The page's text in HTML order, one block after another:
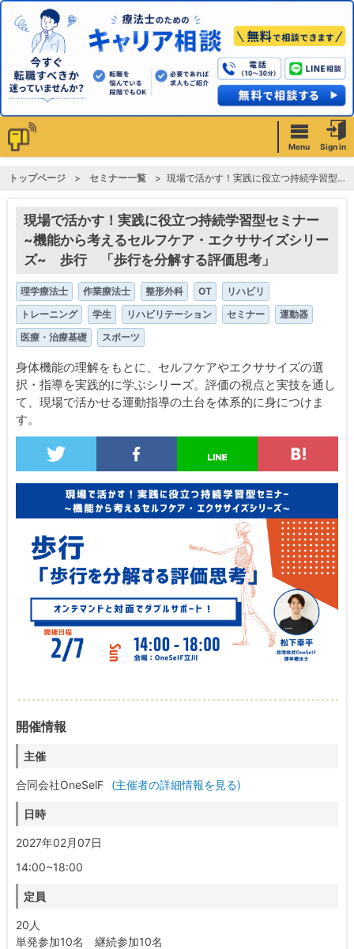
Menu Sign in
トップページ セミナー一覧 現場で活かす！実践に役立つ持続学習型セミナー ~機能から考えるセルフケア・エクササイズシリーズ~ 歩行 「歩行を分解する評価思考」
現場で活かす！実践に役立つ持続学習型セミナー
~機能から考えるセルフケア・エクササイズシリー
ズ~ 歩行 「歩行を分解する評価思考」
理学療法士 作業療法士 整形外科 OT
リハビリ
トレーニング
学生 リハビリテーション セミナー
運動器
医療・治療基礎
スポーツ
身体機能の理解をもとに、セルフケアやエクササイズの選
択・指導を実践的に学ぶシリーズ。評価の視点と実技を通し
て、現場で活かせる運動指導の土台を体系的に身につけま
す。
開催情報
主催
合同会社OneSelF (主催者の詳細情報を見る)
日時
2027年02月07日
14:00~18:00
定員
20人
単発参加10名 継続参加10名